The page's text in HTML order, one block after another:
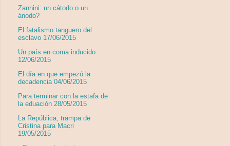
Zannini: un cátodo o un
ánodo?
El fatalismo tanguero del
esclavo 17/06/2015
Un país en coma inducido
12/06/2015
El día en que empezó la
decadencia 04/06/2015
Para terminar con la estafa de
la eduación 28/05/2015
La República, trampa de
Cristina para Macri
19/05/2015